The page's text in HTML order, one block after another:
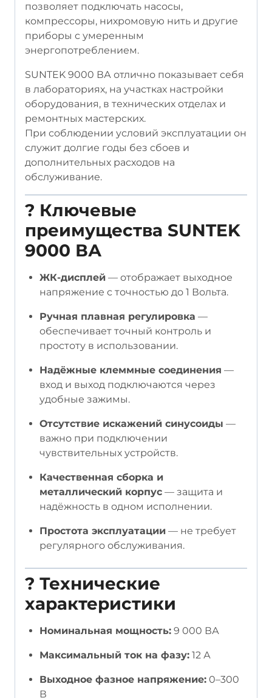
позволяет подключать насосы,
компрессоры, нихромовую нить и другие
приборы с умеренным
энергопотреблением.
SUNTEK 9000 ВА отлично показывает себя
в лабораториях, на участках настройки
оборудования, в технических отделах и
ремонтных мастерских.
При соблюдении условий эксплуатации он
служит долгие годы без сбоев и
дополнительных расходов на
обслуживание.
?️ Ключевые
преимущества SUNTEK
9000 ВА
ЖК-дисплей — отображает выходное
напряжение с точностью до 1 Вольта.
Ручная плавная регулировка —
обеспечивает точный контроль и
простоту в использовании.
Надёжные клеммные соединения —
вход и выход подключаются через
удобные зажимы.
Отсутствие искажений синусоиды —
важно при подключении
чувствительных устройств.
Качественная сборка и
металлический корпус — защита и
надёжность в одном исполнении.
Простота эксплуатации — не требует
регулярного обслуживания.
? Технические
характеристики
Номинальная мощность: 9 000 ВА
Максимальный ток на фазу: 12 А
Выходное фазное напряжение: 0–300
В